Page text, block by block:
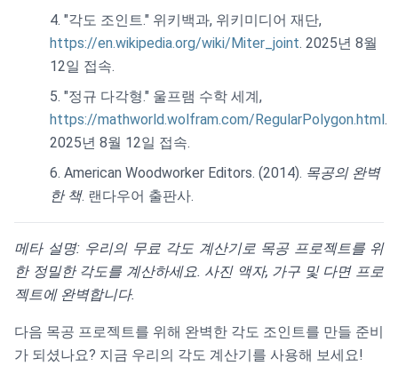
"각도 조인트." 위키백과, 위키미디어 재단,
https://en.wikipedia.org/wiki/Miter_joint. 2025년 8월
12일 접속.
"정규 다각형." 울프램 수학 세계,
https://mathworld.wolfram.com/RegularPolygon.html.
2025년 8월 12일 접속.
American Woodworker Editors. (2014). 목공의 완벽
한 책. 랜다우어 출판사.
메타 설명: 우리의 무료 각도 계산기로 목공 프로젝트를 위
한 정밀한 각도를 계산하세요. 사진 액자, 가구 및 다면 프로
젝트에 완벽합니다.
다음 목공 프로젝트를 위해 완벽한 각도 조인트를 만들 준비
가 되셨나요? 지금 우리의 각도 계산기를 사용해 보세요!